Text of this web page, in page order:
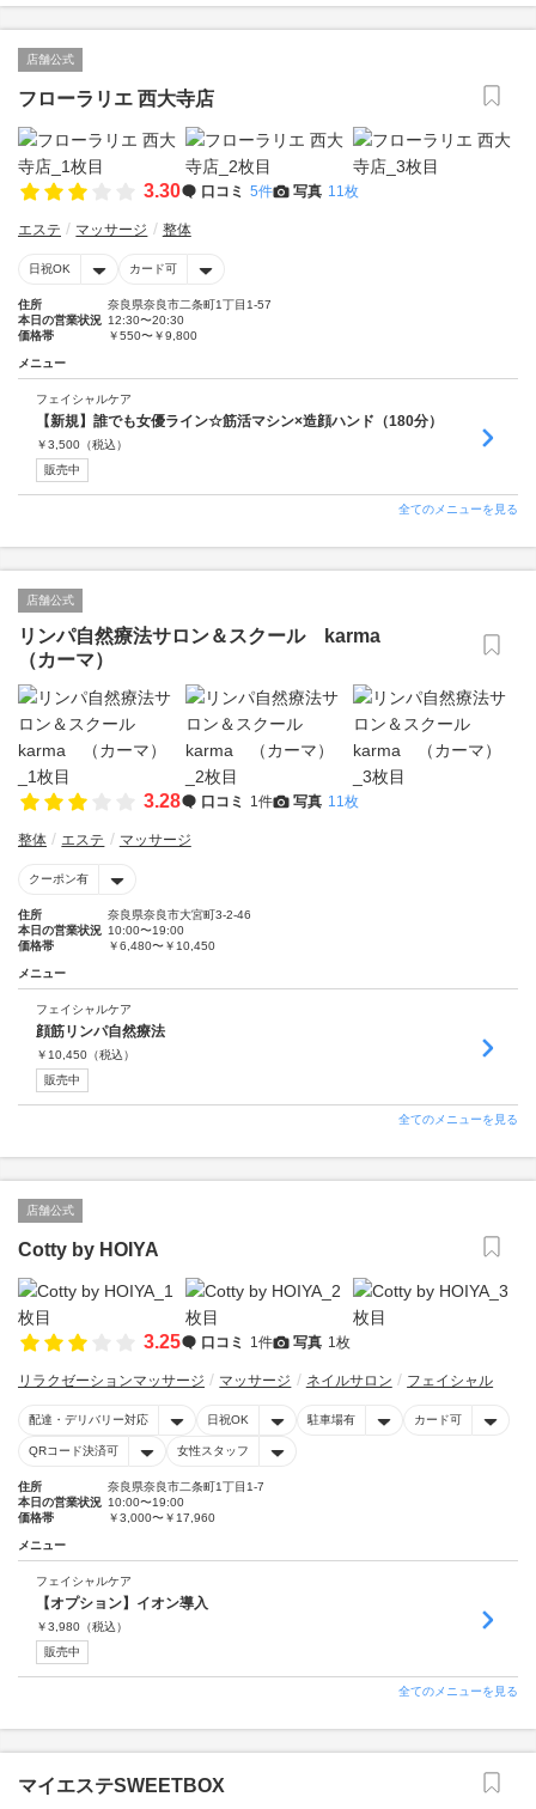
店舗公式
フローラリエ 西大寺店
3.30 口コミ 5件 写真 11枚
エステ マッサージ 整体
日祝OK カード可
住所
奈良県奈良市二条町1丁目1-57
本日の営業状況 12:30〜20:30
価格帯
￥550〜￥9,800
メニュー
フェイシャルケア
【新規】誰でも女優ライン☆筋活マシン×造顔ハンド（180分）
￥3,500 （税込）
販売中
全てのメニューを見る
店舗公式
リンパ自然療法サロン＆スクール karma
（カーマ）
3.28 口コミ 1件 写真 11枚
整体 エステ マッサージ
クーポン有
住所
奈良県奈良市大宮町3‐2‐46
本日の営業状況 10:00〜19:00
価格帯
￥6,480〜￥10,450
メニュー
フェイシャルケア
顔筋リンパ自然療法
￥ 10,450 （税込）
販売中
全てのメニューを見る
店舗公式
Cotty by HOIYA
3.25 口コミ 1件 写真 1枚
リラクゼーションマッサージ マッサージ ネイルサロン フェイシャル
配達・デリバリー対応 日祝OK 駐車場有 カード可
QRコード決済可 女性スタッフ
住所
奈良県奈良市二条町1丁目1-7
本日の営業状況 10:00〜19:00
価格帯
￥3,000〜￥17,960
メニュー
フェイシャルケア
【オプション】イオン導入
￥3,980 （税込）
販売中
全てのメニューを見る
マイエステSWEETBOX